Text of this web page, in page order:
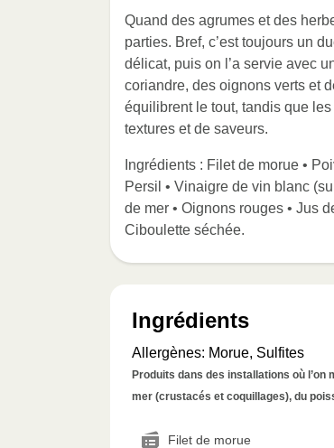
Quand des agrumes et des
parties. Bref, c’est toujours un
délicat, puis on l’a servie avec
coriandre, des oignons verts et
équilibrent le tout, tandis que
textures et de saveurs.
Ingrédients : Filet de morue •
Persil • Vinaigre de vin blanc
de mer • Oignons rouges • Jus
Ciboulette séchée.
Ingrédients
Allergènes: Morue, Sulfites
Produits dans des installations où
mer (crustacés et coquillages), du
Filet de morue